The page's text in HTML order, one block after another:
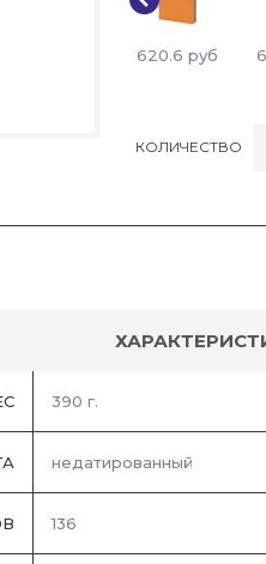
620.6 руб
КОЛИЧЕСТВО
390 г.
недатированный
136